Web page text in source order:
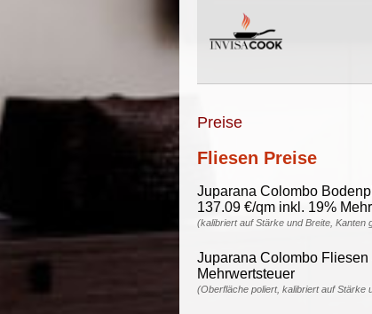
Preise
Fliesen Preise
Juparana Colombo
137.09 €/qm inkl. 19%
(kalibriert auf Stärke und Breite, Kanten
Juparana Colombo Fliesen
Mehrwertsteuer
(Oberfläche poliert, kalibriert auf Stärke